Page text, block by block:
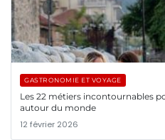
GASTRONOMIE ET VOYAGE
Les 22 métiers incontournables
autour du monde
12 février 2026